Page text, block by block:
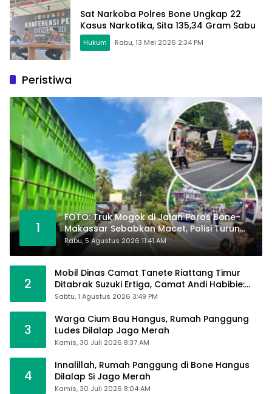
Sat Narkoba Polres Bone Ungkap 22
Kasus Narkotika, Sita 135,34 Gram Sabu
Hukum Rabu, 13 Mei 2026 2:34 PM
Peristiwa
1
FOTO: Truk Mogok di Jalan Poros Bone-
Makassar Sebabkan Macet, Polisi Turun
Tangan
Rabu, 5 Agustus 2026 11:41 AM
2
Mobil Dinas Camat Tanete Riattang Timur
Ditabrak Suzuki Ertiga, Camat Andi Habibie:
Alhamdulillah Saya Baik-Baik Saja
Sabtu, 1 Agustus 2026 3:49 PM
3
Warga Cium Bau Hangus, Rumah Panggung
Ludes Dilalap Jago Merah
Kamis, 30 Juli 2026 8:37 AM
4
Innalillah, Rumah Panggung di Bone Hangus
Dilalap Si Jago Merah
Kamis, 30 Juli 2026 8:04 AM